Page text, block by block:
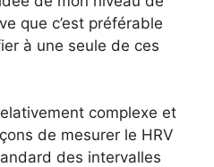
que c’est préférable
à une seule de ces
complexe et
de mesurer le HRV
des intervalles